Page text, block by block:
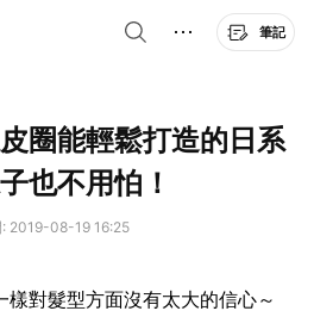
筆記
圈能輕鬆打造的日系
也不用怕！
: 2019-08-19 16:25
樣對髮型方面沒有太大的信心～